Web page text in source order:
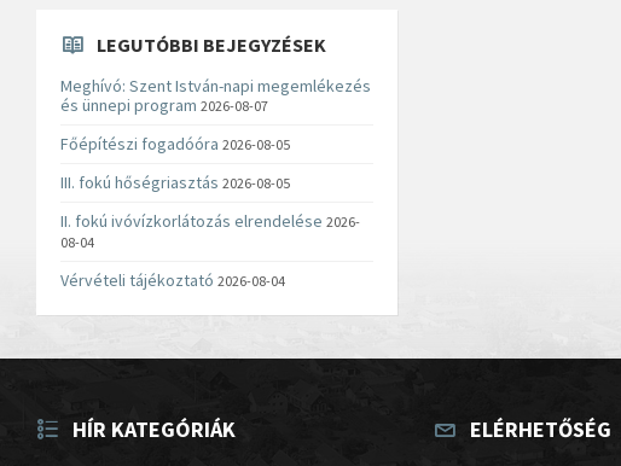
LEGUTÓBBI BEJEGYZÉSEK
Meghívó: Szent István-napi megemlékezés
és ünnepi program 2026-08-07
Főépítészi fogadóóra 2026-08-05
III. fokú hőségriasztás 2026-08-05
II. fokú ivóvízkorlátozás elrendelése 2026-
08-04
Vérvételi tájékoztató 2026-08-04
HÍR KATEGÓRIÁK ELÉRHETŐSÉG